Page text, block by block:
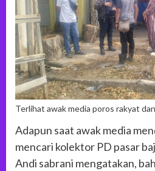
Terlihat awak media poros rakyat
Adapun saat awak media
mencari kolektor PD pasar
Andi sabrani mengatakan,